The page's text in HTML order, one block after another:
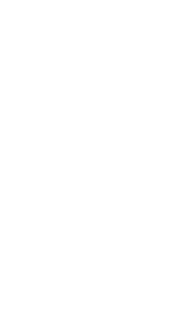
bis
in der digitalen